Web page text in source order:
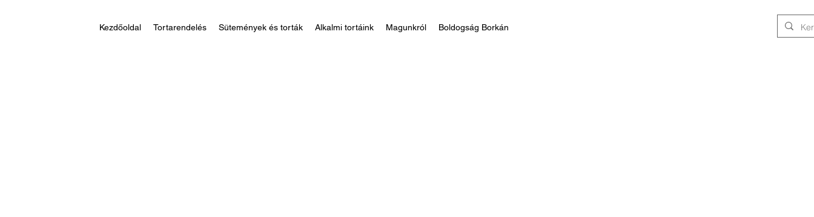
Kezdőoldal Tortarendelés Sütemények és torták Alkalmi tortáink Magunkról Boldogság Borkán